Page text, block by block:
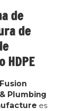
de
de
HDPE
Plumbing
es